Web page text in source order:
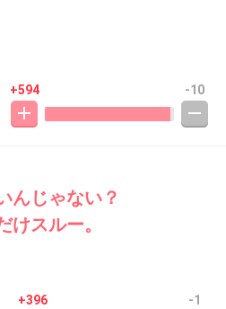
+594 -10
んじゃない？
スルー。
+396 -1